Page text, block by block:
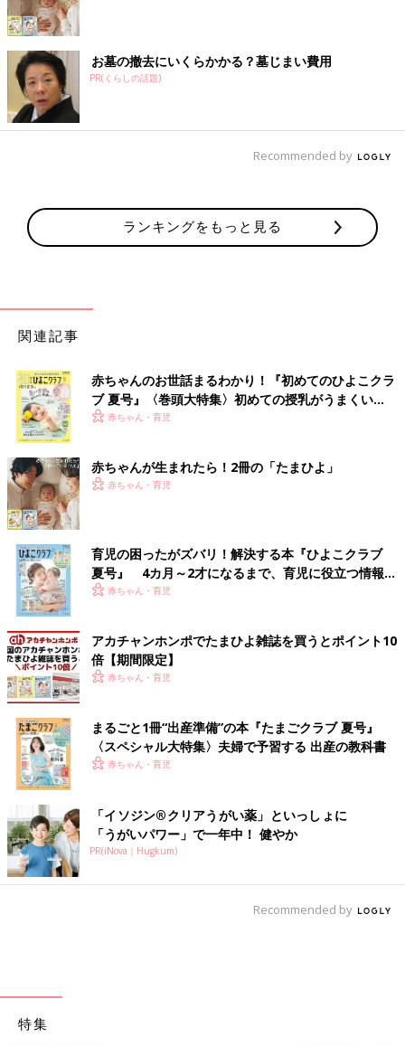
お墓の撤去にいくらかかる？墓じまい費用
PR(くらしの話題)
Recommended by
ランキングをもっと見る
関連記事
赤ちゃんのお世話まるわかり！『初めてのひよこクラ
ブ 夏号』〈巻頭大特集〉初めての授乳がうまくい
く！ おっぱい・ミルクの基本と夏のトラブル 解決テ
赤ちゃん・育児
赤ちゃんが生まれたら！2冊の「たまひよ」
赤ちゃん・育児
育児の困ったがズバリ！解決する本『ひよこクラブ
夏号』 4カ月～2才になるまで、育児に役立つ情報が
いっぱい！
赤ちゃん・育児
アカチャンホンポでたまひよ雑誌を買うとポイント10
倍【期間限定】
赤ちゃん・育児
まるごと1冊“出産準備”の本『たまごクラブ 夏号』
〈スペシャル大特集〉夫婦で予習する 出産の教科書
赤ちゃん・育児
「イソジン®クリアうがい薬」といっしょに
「うがいパワー」で一年中！ 健やか
PR(iNova｜Hugkum)
Recommended by
特集